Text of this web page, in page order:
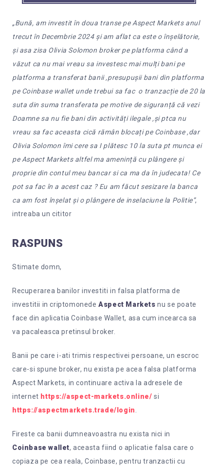
„Bună, am investit în doua transe pe Aspect Markets anul
trecut în Decembrie 2024 și am aflat ca este o înșelătorie,
și asa zisa Olivia Solomon broker pe platforma când a
văzut ca nu mai vreau sa investesc mai mulți bani pe
platforma a transferat banii ,presupușii bani din platforma
pe Coinbase wallet unde trebui sa fac o tranzacție de 20 la
suta din suma transferata pe motive de siguranță că vezi
Doamne sa nu fie bani din activități ilegale ,și ptca nu
vreau sa fac aceasta cică rămân blocați pe Coinbase ,dar
Olivia Solomon îmi cere sa I plătesc 10 la suta pt munca ei
pe Aspect Markets altfel ma amenință cu plângere și
proprie din contul meu bancar si ca ma da în judecata! Ce
pot sa fac în a acest caz ? Eu am făcut sesizare la banca
ca am fost înșelat și o plângere de inselaciune la Politie”,
intreaba un cititor
RASPUNS
Stimate domn,
Recuperarea banilor investiti in falsa platforma de
investitii in criptomonedeAspect Markets nu se poate
face din aplicatia Coinbase Wallet, asa cum incearca sa
va pacaleasca pretinsul broker.
Banii pe care i-ati trimis respectivei persoane, un escroc
care-si spune broker, nu exista pe acea falsa platforma
Aspect Markets, in continuare activa la adresele de
internet https://aspect-markets.online/ si
https://aspectmarkets.trade/login
Fireste ca banii dumneavoastra nu exista nici in
Coinbase wallet, aceasta fiind o aplicatie falsa care o
copiaza pe cea reala, Coinbase, pentru tranzactii cu